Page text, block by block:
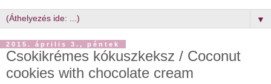
▼
2015. április 3., péntek
Csokikrémes kókuszkeksz / Coconut
cookies with chocolate cream